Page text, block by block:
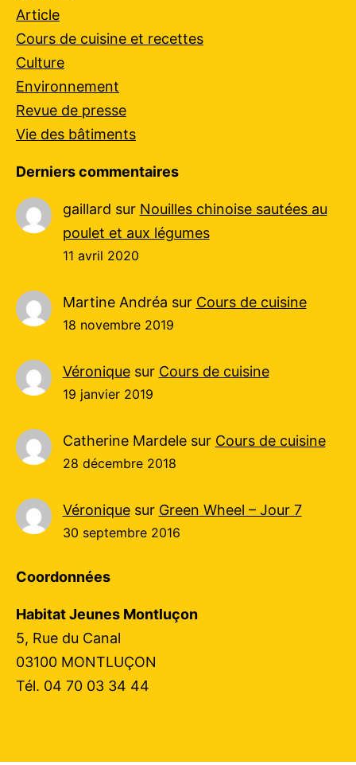
Article
Cours de cuisine et recettes
Culture
Environnement
Revue de presse
Vie des bâtiments
Derniers commentaires
gaillard sur Nouilles chinoise sautées au
poulet et aux légumes
11 avril 2020
Martine Andréa sur Cours de cuisine
18 novembre 2019
Véroniquesur Cours de cuisine
19 janvier 2019
Catherine Mardelesur Cours de cuisine
28 décembre 2018
Véroniquesur Green Wheel – Jour 7
30 septembre 2016
Coordonnées
Habitat Jeunes Montluçon
5, Rue du Canal
03100 MONTLUÇON
Tél. 04 70 03 34 44